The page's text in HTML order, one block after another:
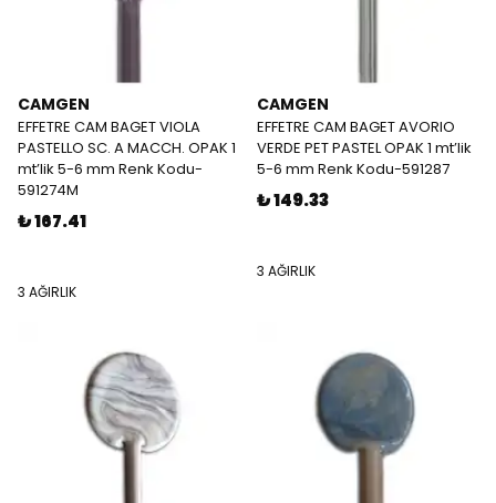
CAMGEN
EFFETRE CAM BAGET VIOLA
PASTELLO SC. A MACCH. OPAK 1
mt’lik 5-6 mm Renk Kodu-
591274M
₺ 167.41
3 AĞIRLIK
CAMGEN
EFFETRE CAM BAGET AVORIO
VERDE PET PASTEL OPAK 1 mt’lik
5-6 mm Renk Kodu-591287
₺ 149.33
3 AĞIRLIK